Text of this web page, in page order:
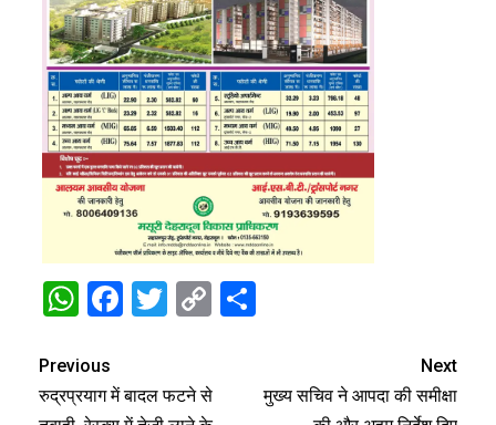
WhatsApp
Facebook
Twitter
Copy
Previous
रुद्रप्रयाग में बादल फटने से
Next
मुख्य सचिव ने आपदा की समीक्षा